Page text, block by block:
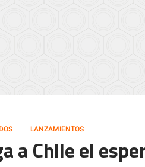
LANZAMIENTOS
a Chile el